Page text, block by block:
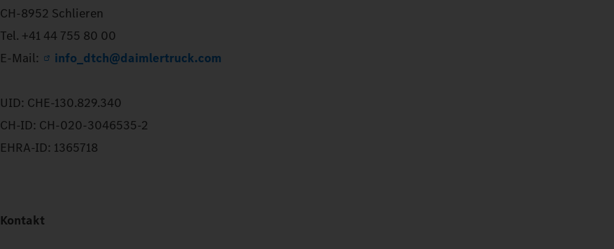
CH-8952 Schlieren
Tel. +41 44 755 80 00
E-Mail:
info_dtch@daimlertruck.com
UID: CHE-130.829.340
CH-ID: CH-020-3046535-2
EHRA-ID: 1365718
Kontakt